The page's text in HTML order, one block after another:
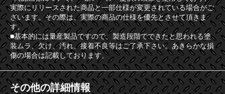
実際にリリースされた商品と一部仕様が変更されている場合がご
ざいます。その際は、実際の商品の仕様を優先とさせて頂きま
す。
■基本的には量産製品ですので、製造段階でできたと思われる塗
装ムラ、欠け、汚れ、接着不良等はご了承下さい。あきらかな損
傷の場合は記載しております。
その他の詳細情報